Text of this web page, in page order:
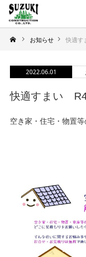
お知らせ 快適す
2022.06.01
快適すまい
空き家・住宅・物置